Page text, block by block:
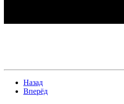
Назад
Вперёд